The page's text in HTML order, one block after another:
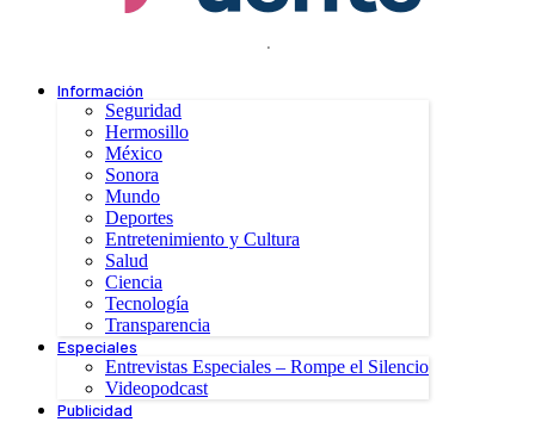
.
Información
Seguridad
Hermosillo
México
Sonora
Mundo
Deportes
Entretenimiento y Cultura
Salud
Ciencia
Tecnología
Transparencia
Especiales
Entrevistas Especiales – Rompe el Silencio
Videopodcast
Publicidad